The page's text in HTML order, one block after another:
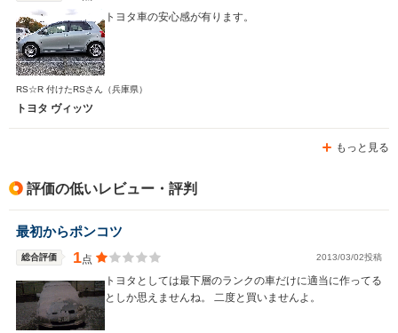
トヨタ車の安心感が有ります。
RS☆R 付けたRSさん （兵庫県）
トヨタ ヴィッツ
もっと見る
評価の低いレビュー・評判
最初からポンコツ
総合評価 1点 2013/03/02投稿
トヨタとしては最下層のランクの車だけに適当に作ってる
としか思えませんね。 二度と買いませんよ。